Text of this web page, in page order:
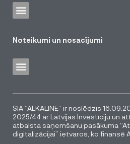
Noteikumi un nosacījumi
SIA “ALKALINE” ir noslēdzis
2025/44 ar Latvijas Investīciju un
atbalsta saņemšanu pasākuma
digitalizācijai” ietvaros, ko finansē